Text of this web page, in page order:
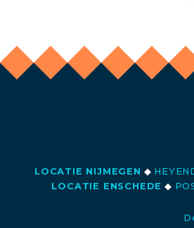
LOCATIE NIJMEGEN ◆
LOCATIE ENSCHEDE ◆